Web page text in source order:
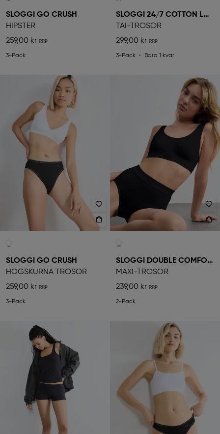
SLOGGI GO CRUSH
HIPSTER
259,00 kr
3-Pack
SLOGGI 24/7 COTTON LACE
TAI-TROSOR
299,00 kr
3-Pack Bara 1 kvar
SLOGGI GO CRUSH
HÖGSKURNA TROSOR
259,00 kr
3-Pack
SLOGGI DOUBLE COMFORT
MAXI-TROSOR
239,00 kr
2-Pack